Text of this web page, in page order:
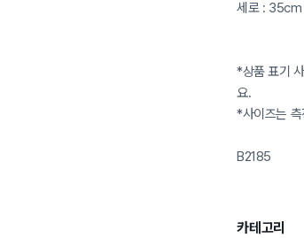
세로 : 35cm
*상품 표기
요.
*사이즈는
B2185
카테고리